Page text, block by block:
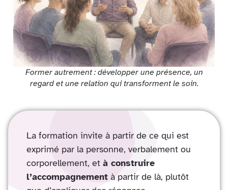
Former autrement : développer une présence, un
regard et une relation qui transforment le soin.
La formation invite à partir de ce qui est
exprimé par la personne, verbalement ou
corporellement, et à construire
l’accompagnement à partir de là, plutôt